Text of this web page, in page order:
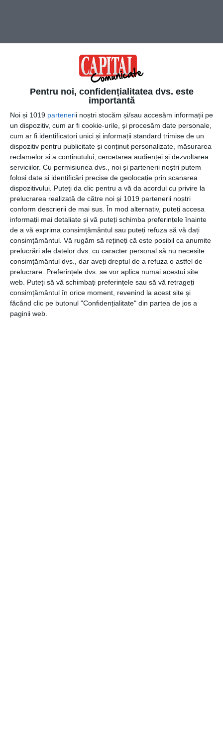
Pentru noi, confidențialitatea dvs. este
importantă
Noi și 1019 partenerii noștri stocăm și/sau accesăm informații pe
un dispozitiv, cum ar fi cookie-urile, și procesăm date personale,
cum ar fi identificatori unici și informații standard trimise de un
dispozitiv pentru publicitate și conținut personalizate, măsurarea
reclamelor și a conținutului, cercetarea audienței și dezvoltarea
serviciilor. Cu permisiunea dvs., noi și partenerii noștri putem
folosi date și identificări precise de geolocație prin scanarea
dispozitivului. Puteți da clic pentru a vă da acordul cu privire la
prelucrarea realizată de către noi și 1019 partenerii noștri
conform descrierii de mai sus. În mod alternativ, puteți accesa
informații mai detaliate și vă puteți schimba preferințele înainte
de a vă exprima consimțământul sau puteți refuza să vă dați
consimțământul. Vă rugăm să rețineți că este posibil ca anumite
prelucrări ale datelor dvs. cu caracter personal să nu necesite
consimțământul dvs., dar aveți dreptul de a refuza o astfel de
prelucrare. Preferințele dvs. se vor aplica numai acestui site
web. Puteți să vă schimbați preferințele sau să vă retrageți
consimțământul în orice moment, revenind la acest site și
făcând clic pe butonul "Confidențialitate" din partea de jos a
paginii web.
22 decembrie 2021
Cum susținem imunitatea în sezonul
rece?